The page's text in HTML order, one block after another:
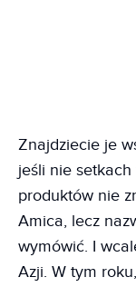
Znajdziecie je
jeśli nie
produktów nie
Amica, lecz
wymówić. I
Azji. W tym